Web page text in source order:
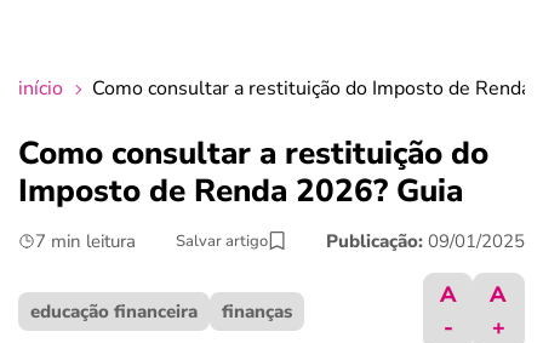
crédito fácil
últimas notícias
ferramentas
início Como consultar a restituição do Imposto de Renda
Como consultar a restituição do
Imposto de Renda 2026? Guia
7 min leitura Salvar artigo Publicação: 09/01/2025
educação financeira finanças
A
-
A
+